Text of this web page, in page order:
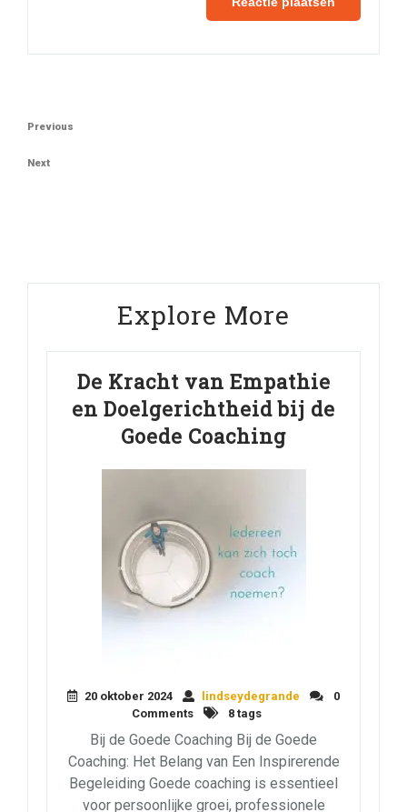
Berichtnavigatie
Previous
Previous
Next
Next
Explore More
De Kracht van Empathie
en Doelgerichtheid bij de
Goede Coaching
20 oktober 2024 lindseydegrande
0
Comments
8 tags
Bij de Goede Coaching Bij de Goede
Coaching: Het Belang van Een Inspirerende
Begeleiding Goede coaching is essentieel
voor persoonlijke groei, professionele